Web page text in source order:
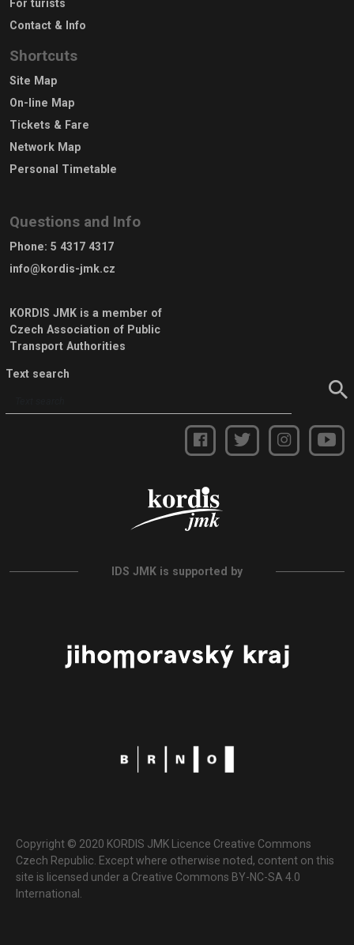
For turists
Contact & Info
Shortcuts
Site Map
On-line Map
Tickets & Fare
Network Map
Personal Timetable
Questions and Info
Phone: 5 4317 4317
info@kordis-jmk.cz
KORDIS JMK is a member of
Czech Association of Public
Transport Authorities
Text search
IDS JMK is supported by
Copyright © 2020 KORDIS JMK Licence Creative Commons
Czech Republic. Except where otherwise noted, content on this
site is licensed under a Creative Commons BY-NC-SA 4.0
International.